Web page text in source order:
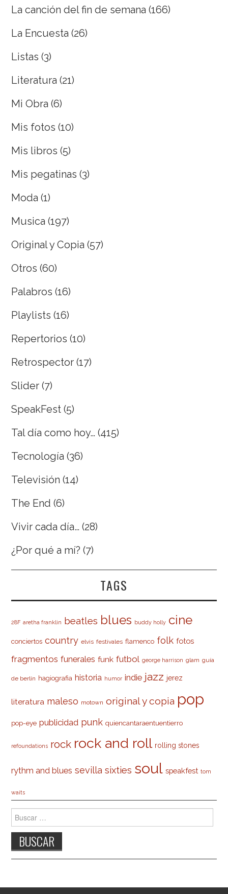
La canción del fin de semana (166)
La Encuesta (26)
Listas (3)
Literatura (21)
Mi Obra (6)
Mis fotos (10)
Mis libros (5)
Mis pegatinas (3)
Moda (1)
Musica (197)
Original y Copia (57)
Otros (60)
Palabros (16)
Playlists (16)
Repertorios (10)
Retrospector (17)
Slider (7)
SpeakFest (5)
Tal día como hoy… (415)
Tecnología (36)
Televisión (14)
The End (6)
Vivir cada día… (28)
¿Por qué a mí? (7)
TAGS
28F aretha franklin beatles blues buddy holly cine
conciertos country elvis festivales flamenco folk fotos
fragmentos funerales funk futbol george harrison glam guía
de berlín hagiografia historia humor indie jazz jerez
literatura maleso motown original y copia pop
pop-eye publicidad punk quiencantaraentuentierro
refoundations rock rock and roll rolling stones
rythm and blues sevilla sixties soul speakfest tom
waits
Buscar: